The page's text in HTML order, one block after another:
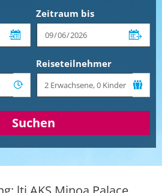
Zeitraum bis
Reiseteilnehmer
Suchen